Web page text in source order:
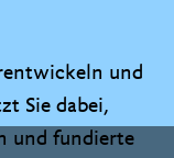
und
Sie dabei,
und fundierte